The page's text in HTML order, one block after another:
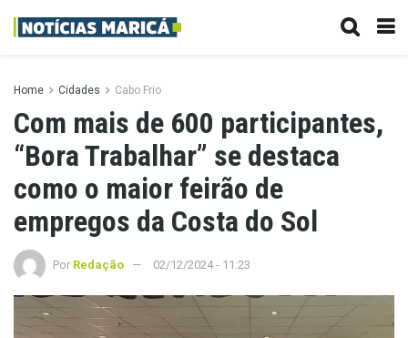
Home Cidades Cabo Frio
Com mais de 600 participantes,
“Bora Trabalhar” se destaca
como o maior feirão de
empregos da Costa do Sol
Por Redação 02/12/2024 - 11:23